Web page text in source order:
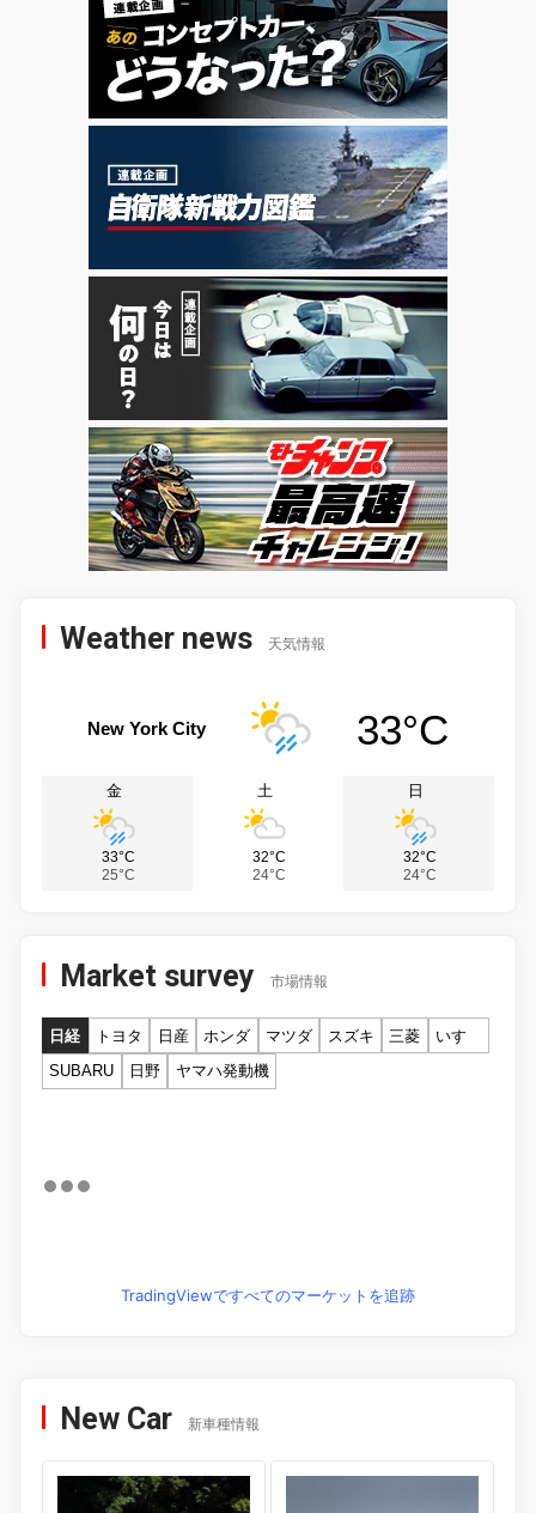
Weather news 天気情報
New York City 33°C
金
33°C
25°C
土
32°C
24°C
日
32°C
24°C
Market survey 市場情報
日経 トヨタ 日産 ホンダ マツダ スズキ 三菱
いすゞ
SUBARU
日野 ヤマハ発動機
TradingViewですべてのマーケットを追跡
New Car 新車種情報